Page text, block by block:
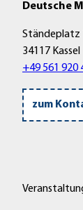
Deutsche
Ständeplatz
34117 Kassel
+49 561 920
zum